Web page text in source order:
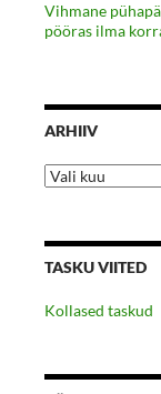
Vihmane
pööras ilma
ARHIIV
Arhiiv
TASKU VIITED
Kollased taskud